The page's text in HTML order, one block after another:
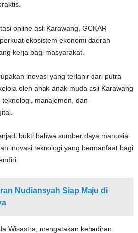
online asli Karawang, GOKAR
ekosistem ekonomi daerah
kerja bagi masyarakat.
inovasi yang terlahir dari putra
oleh anak-anak muda asli Karawang
manajemen, dan
bukti bahwa sumber daya manusia
inovasi teknologi yang bermanfaat bagi
Nudiansyah Siap Maju di
Wisastra, mengatakan kehadiran